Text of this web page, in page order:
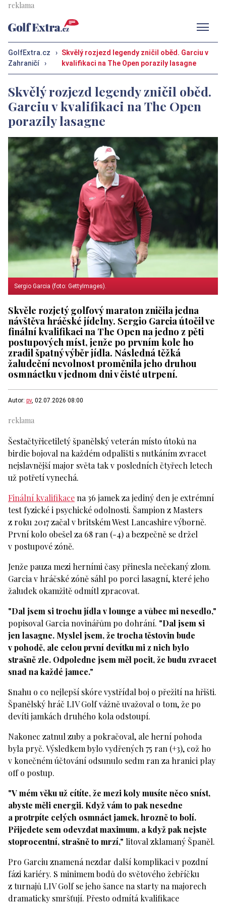
GolfExtra.cz
›
Zahraničí
›
Skvělý rozjezd legendy zničil oběd. Garciu v
kvalifikaci na The Open porazily lasagne
Skvělý rozjezd legendy zničil oběd.
Garciu v kvalifikaci na The Open
porazily lasagne
Sergio Garcia (foto: GettyImages).
Skvěle rozjetý golfový maraton zničila jedna
návštěva hráčské jídelny. Sergio Garcia útočil ve
finální kvalifikaci na The Open na jedno z pěti
postupových míst, jenže po prvním kole ho
zradil špatný výběr jídla. Následná těžká
žaludeční nevolnost proměnila jeho druhou
osmnáctku v jednom dni v čisté utrpení.
Autor: pv, 02.07.2026 08:00
Šestačtyřicetiletý španělský veterán místo útoků na
birdie bojoval na každém odpališti s nutkáním zvracet
nejslavnější major světa tak v posledních čtyřech letech
už potřetí vynechá.
Finální kvalifikacena 36 jamek za jediný den je extrémní
test fyzické i psychické odolnosti. Šampion z Masters
z roku 2017 začal v britském West Lancashire výborně.
První kolo obešel za 68 ran (-4) a bezpečně se držel
v postupové zóně.
Jenže pauza mezi herními časy přinesla nečekaný zlom.
Garcia v hráčské zóně sáhl po porci lasagní, které jeho
žaludek okamžitě odmítl zpracovat.
"Dal jsem si trochu jídla v lounge a vůbec mi nesedlo,"
popisoval Garcia novinářům po dohrání. "Dal jsem si
jen lasagne. Myslel jsem, že trocha těstovin bude
v pohodě, ale celou první devítku mi z nich bylo
strašně zle. Odpoledne jsem měl pocit, že budu zvracet
snad na každé jamce."
Snahu o co nejlepší skóre vystřídal boj o přežití na hřišti.
Španělský hráč LIV Golf vážně uvažoval o tom, že po
devíti jamkách druhého kola odstoupí.
Nakonec zatnul zuby a pokračoval, ale herní pohoda
byla pryč. Výsledkem bylo vydřených 75 ran (+3), což ho
v konečném účtování odsunulo sedm ran za hranici play
off o postup.
"V mém věku už cítíte, že mezi koly musíte něco sníst,
abyste měli energii. Když vám to pak nesedne
a protrpíte celých osmnáct jamek, hrozně to bolí.
Přijedete sem odevzdat maximum, a když pak nejste
stoprocentní, strašně to mrzí," litoval zklamaný Španěl.
Pro Garciu znamená nezdar další komplikaci v pozdní
fázi kariéry. S minimem bodů do světového žebříčku
z turnajů LIV Golf se jeho šance na starty na majorech
dramaticky smršťují. Přesto odmítá kvalifikace